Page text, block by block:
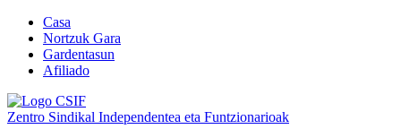
Casa
Nortzuk Gara
Gardentasun
Afiliado
Zentro Sindikal Independentea eta Funtzionarioak